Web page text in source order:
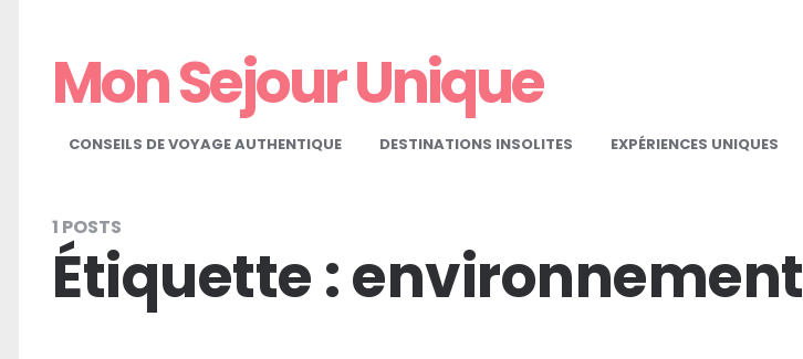
Mon Sejour Unique
CONSEILS DE VOYAGE AUTHENTIQUE DESTINATIONS INSOLITES EXPÉRIENCES UNIQUES
1 POSTS
Étiquette :environnement